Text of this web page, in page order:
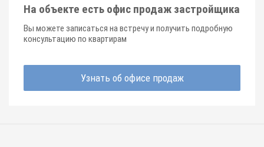
На объекте есть офис продаж застройщика
Вы можете записаться на встречу и получить подробную
консультацию по квартирам
Узнать об офисе продаж